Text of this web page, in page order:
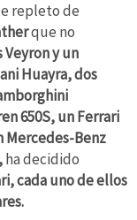
repleto de
que no
y un
Huayra, dos
650S, un Ferrari
Mercedes-Benz
ha decidido
cada uno de ellos